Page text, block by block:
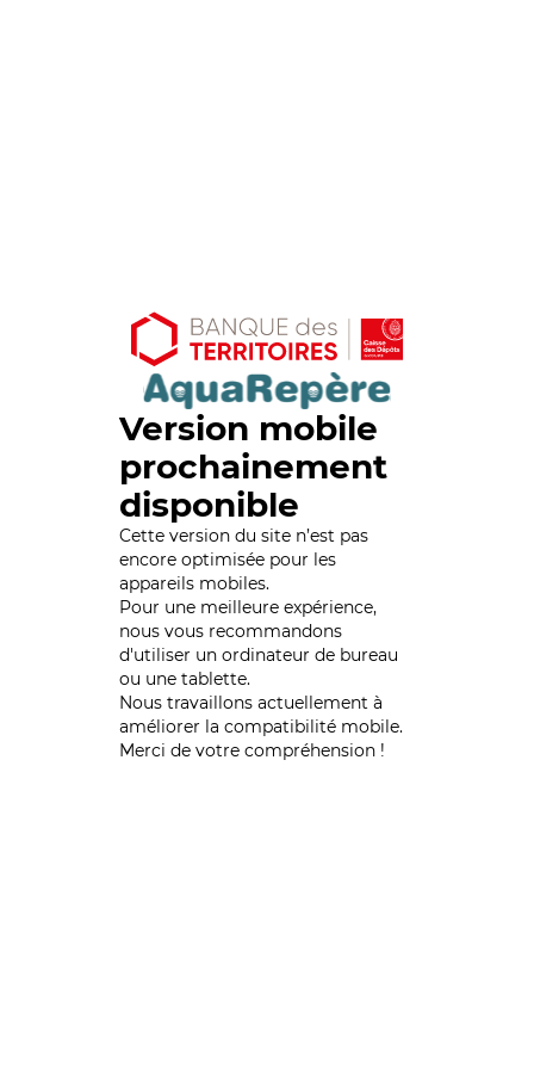
Version mobile
prochainement
disponible
Cette version du site n’est pas
encore optimisée pour les
appareils mobiles.
Pour une meilleure expérience,
nous vous recommandons
d'utiliser un ordinateur de bureau
ou une tablette.
Nous travaillons actuellement à
améliorer la compatibilité mobile.
Merci de votre compréhension !